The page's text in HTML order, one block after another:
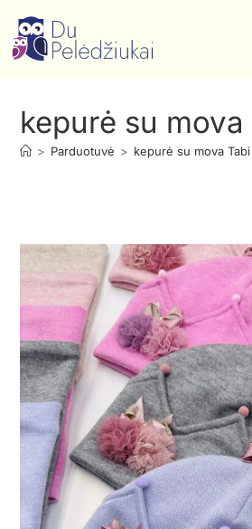
kepurė su mova
> Parduotuvė > kepurė su mova Tabi